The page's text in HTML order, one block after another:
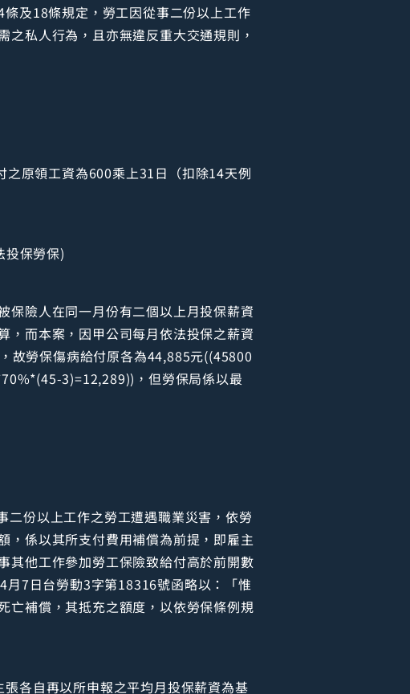
及18條規定，勞工因從事二份以上工作
私人行為，且亦無違反重大交通規則，
原領工資為600乘上31日（扣除14天例
投保勞保)
險人在同一月份有二個以上月投保薪資
，而本案，因甲公司每月依法投保之薪資
故勞保傷病給付原各為44,885元((45800
3)=12,289))，但勞保局係以最
份以上工作之勞工遭遇職業災害，依勞
，係以其所支付費用補償為前提，即雇主
其他工作參加勞工保險致給付高於前開數
7日台勞動3字第18316號函略以：「惟
亡補償，其抵充之額度，以依勞保條例規
各自再以所申報之平均月投保薪資為基